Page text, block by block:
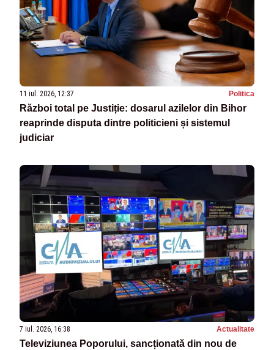
11 iul. 2026, 12:37 Politica
Război total pe Justiție: dosarul azilelor din Bihor
reaprinde disputa dintre politicieni și sistemul
judiciar
7 iul. 2026, 16:38 Actualitate
Televiziunea Poporului, sancționată din nou de